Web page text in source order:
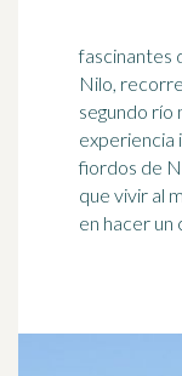
fascinantes
Nilo,
segundo río
experiencia
fiordos de
que vivir al
en hacer un